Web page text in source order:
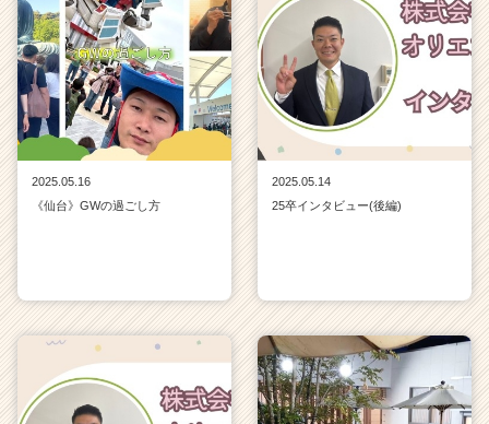
2025.05.16
《仙台》GWの過ごし方
2025.05.14
25卒インタビュー(後編)